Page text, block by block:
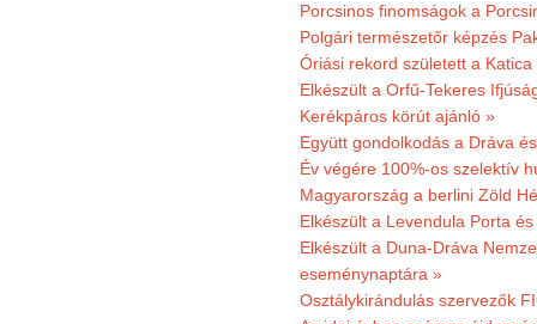
Porcsinos finomságok a
Polgári természetőr képzés
Óriási rekord született a Katica
Elkészült a Orfű-Tekeres
Kerékpáros körút ajánló »
Együtt gondolkodás a Dráva
Év végére 100%-os szelektív
Magyarország a berlini Zöld
Elkészült a Levendula Porta
Elkészült a Duna-Dráva
eseménynaptára »
Osztálykirándulás szervezők